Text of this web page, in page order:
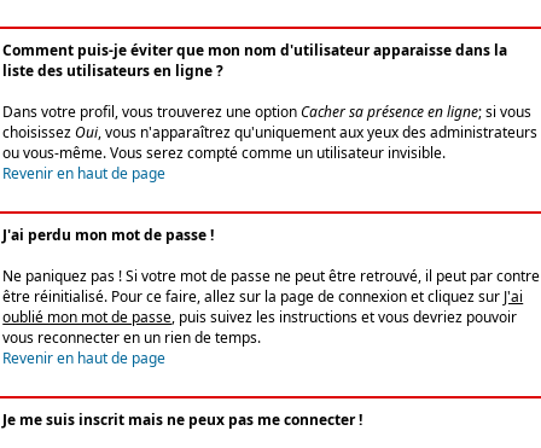
Comment puis-je éviter que mon nom d'utilisateur apparaisse dans la
liste des utilisateurs en ligne ?
Dans votre profil, vous trouverez une optionCacher sa présence en ligne; si vous
choisissezOui, vous n'apparaîtrez qu'uniquement aux yeux des administrateurs
ou vous-même. Vous serez compté comme un utilisateur invisible.
Revenir en haut de page
J'ai perdu mon mot de passe !
Ne paniquez pas ! Si votre mot de passe ne peut être retrouvé, il peut par contre
être réinitialisé. Pour ce faire, allez sur la page de connexion et cliquez sur J'ai
oublié mon mot de passe, puis suivez les instructions et vous devriez pouvoir
vous reconnecter en un rien de temps.
Revenir en haut de page
Je me suis inscrit mais ne peux pas me connecter !